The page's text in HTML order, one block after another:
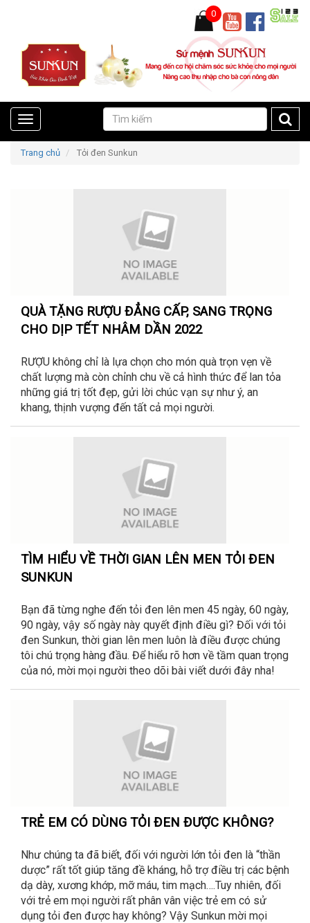
0
Toggle
Trang chủ Tỏi đen Sunkun
QUÀ TẶNG RƯỢU ĐẲNG CẤP, SANG TRỌNG
CHO DỊP TẾT NHÂM DẦN 2022
RƯỢU không chỉ là lựa chọn cho món quà trọn vẹn về
chất lượng mà còn chỉnh chu về cả hình thức để lan tỏa
những giá trị tốt đẹp, gửi lời chúc vạn sự như ý, an
khang, thịnh vượng đến tất cả mọi người.
TÌM HIỂU VỀ THỜI GIAN LÊN MEN TỎI ĐEN
SUNKUN
Bạn đã từng nghe đến tỏi đen lên men 45 ngày, 60 ngày,
90 ngày, vậy số ngày này quyết định điều gì? Đối với tỏi
đen Sunkun, thời gian lên men luôn là điều được chúng
tôi chú trọng hàng đầu. Để hiểu rõ hơn về tầm quan trọng
của nó, mời mọi người theo dõi bài viết dưới đây nha!
TRẺ EM CÓ DÙNG TỎI ĐEN ĐƯỢC KHÔNG?
Như chúng ta đã biết, đối với người lớn tỏi đen là “thần
dược” rất tốt giúp tăng đề kháng, hỗ trợ điều trị các bệnh
dạ dày, xương khớp, mỡ máu, tim mạch….Tuy nhiên, đối
với trẻ em mọi người rất phân vân việc trẻ em có sử
dụng tỏi đen được hay không? Vậy Sunkun mời mọi